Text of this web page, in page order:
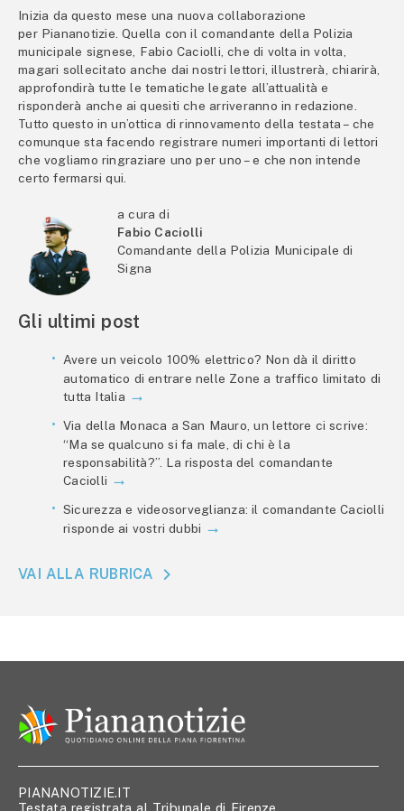
Inizia da questo mese una nuova collaborazione
per Piananotizie. Quella con il comandante della Polizia
municipale signese, Fabio Caciolli, che di volta in volta,
magari sollecitato anche dai nostri lettori, illustrerà, chiarirà,
approfondirà tutte le tematiche legate all’attualità e
risponderà anche ai quesiti che arriveranno in redazione.
Tutto questo in un’ottica di rinnovamento della testata – che
comunque sta facendo registrare numeri importanti di lettori
che vogliamo ringraziare uno per uno – e che non intende
certo fermarsi qui.
a cura di
Fabio Caciolli
Comandante della Polizia Municipale di
Signa
Gli ultimi post
Avere un veicolo 100% elettrico? Non dà il diritto
automatico di entrare nelle Zone a traffico limitato di
tutta Italia
Via della Monaca a San Mauro, un lettore ci scrive:
“Ma se qualcuno si fa male, di chi è la
responsabilità?”. La risposta del comandante
Caciolli
Sicurezza e videosorveglianza: il comandante Caciolli
risponde ai vostri dubbi
VAI ALLA RUBRICA
PIANANOTIZIE.IT
Testata registrata al Tribunale di Firenze,